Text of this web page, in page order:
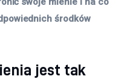
środków
jest tak